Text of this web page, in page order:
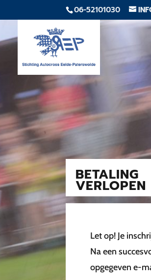
06-52101030
BETALING
VERLOPEN
Let op! Je
Na een
opgegeven e-